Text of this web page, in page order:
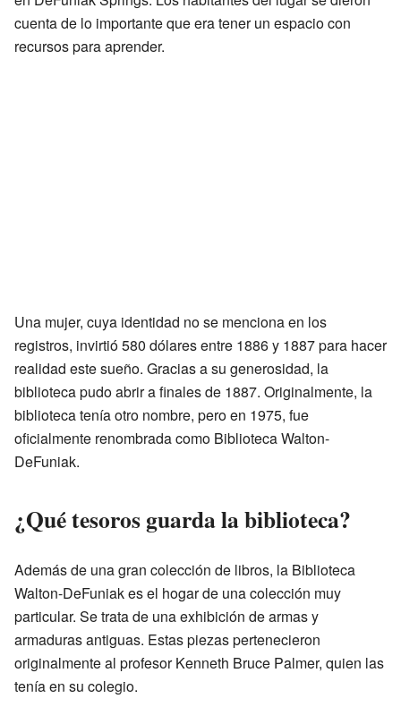
cuenta de lo importante que era tener un espacio con
recursos para aprender.
Una mujer, cuya identidad no se menciona en los
registros, invirtió 580 dólares entre 1886 y 1887 para hacer
realidad este sueño. Gracias a su generosidad, la
biblioteca pudo abrir a finales de 1887. Originalmente, la
biblioteca tenía otro nombre, pero en 1975, fue
oficialmente renombrada como Biblioteca Walton-
DeFuniak.
¿Qué tesoros guarda la biblioteca?
Además de una gran colección de libros, la Biblioteca
Walton-DeFuniak es el hogar de una colección muy
particular. Se trata de una exhibición de armas y
armaduras antiguas. Estas piezas pertenecieron
originalmente al profesor Kenneth Bruce Palmer, quien las
tenía en su colegio.